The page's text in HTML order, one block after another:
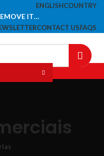
ENGLISHCOUNTRY
IT…
CONTACT USFAQS